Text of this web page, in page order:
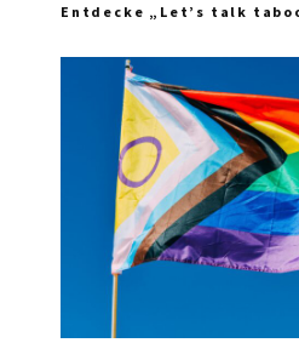
Entdecke „Let’s talk